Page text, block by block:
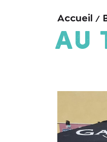
Accueil
Au